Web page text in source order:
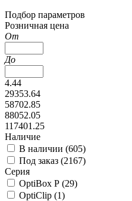
Подбор параметров
Розничная цена
От
До
4.44
29353.64
58702.85
88052.05
117401.25
Наличие
В наличии (605)
Под заказ (2167)
Серия
OptiBox P (29)
OptiClip (1)